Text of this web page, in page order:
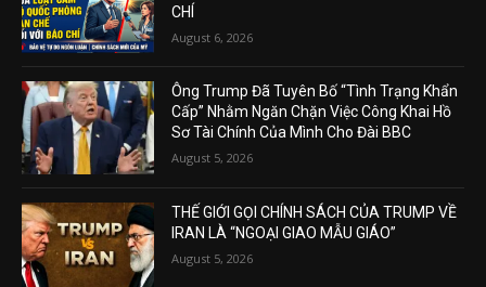
CHÍ
August 6, 2026
Ông Trump Đã Tuyên Bố “Tình Trạng Khẩn
Cấp” Nhằm Ngăn Chặn Việc Công Khai Hồ
Sơ Tài Chính Của Mình Cho Đài BBC
August 5, 2026
THẾ GIỚI GỌI CHÍNH SÁCH CỦA TRUMP VỀ
IRAN LÀ “NGOẠI GIAO MẪU GIÁO”
August 5, 2026